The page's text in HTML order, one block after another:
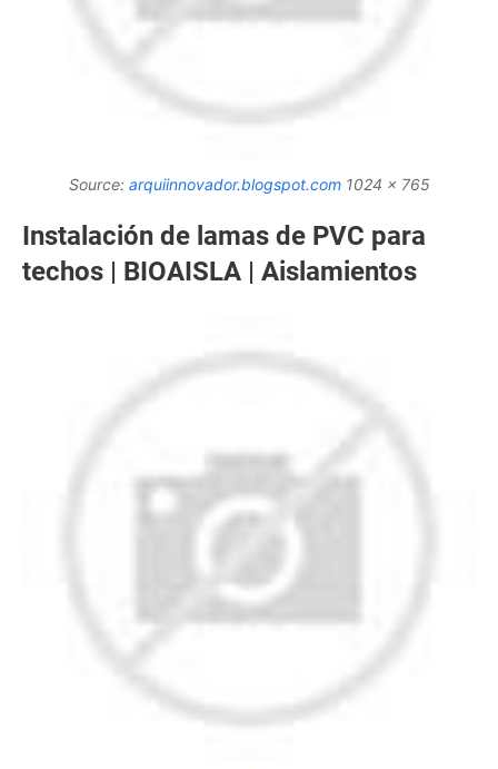
Source: arquiinnovador.blogspot.com1024 x 765
Instalación de lamas de PVC para
techos | BIOAISLA | Aislamientos